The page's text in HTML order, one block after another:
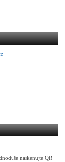
naskenujte QR